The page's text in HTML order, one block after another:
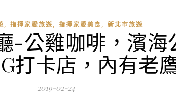
, 指揮家愛旅遊, 指揮家愛美食, 新北市旅遊
-公雞咖啡，濱海
打卡店，內有老
2019-02-24